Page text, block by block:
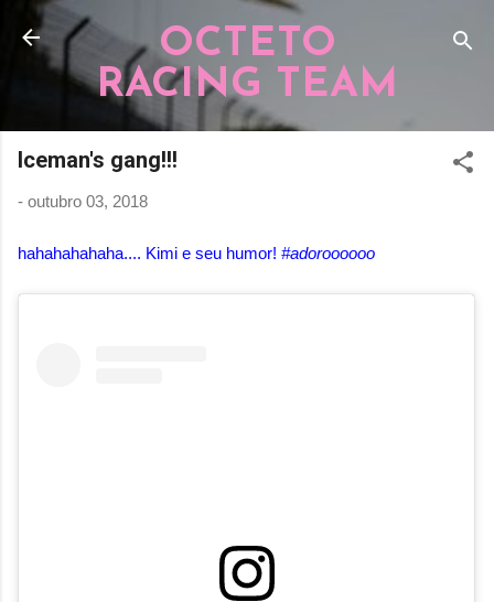
Pular para o conteúdo principal
OCTETO
RACING TEAM
Iceman's gang!!!
- outubro 03, 2018
hahahahahaha.... Kimi e seu humor! #adoroooooo